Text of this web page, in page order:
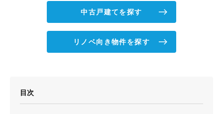
中古戸建てを探す
リノベ向き物件を探す
目次